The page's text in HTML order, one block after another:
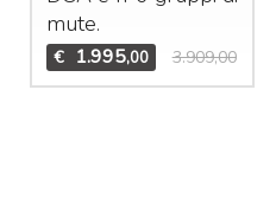
mute.
€ 1.995,00 3.909,00